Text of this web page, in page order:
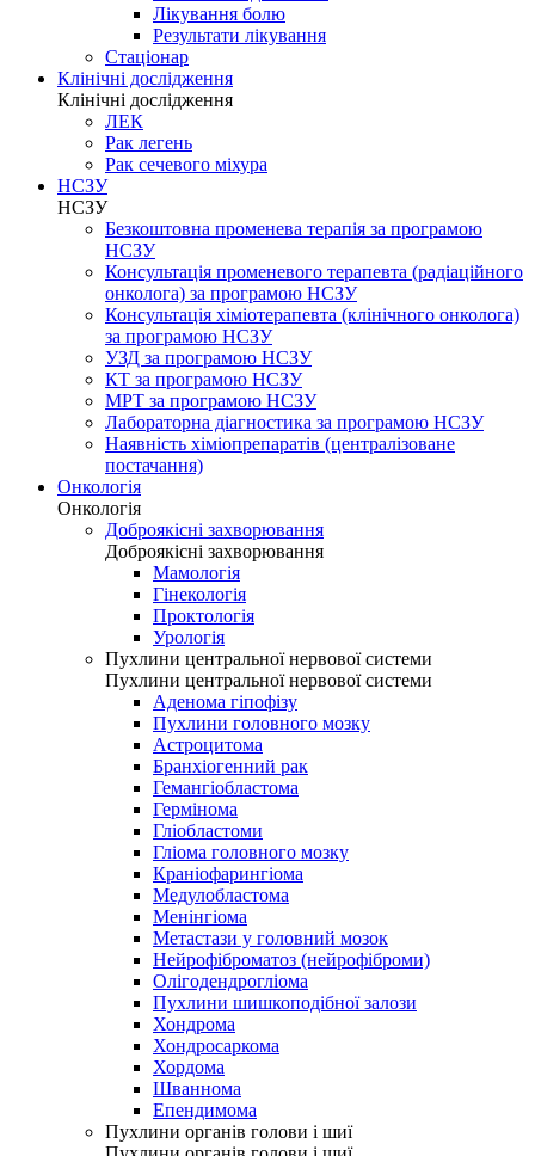
Лікування болю
Результати лікування
Стаціонар
Клінічні дослідження
Клінічні дослідження
ЛЕК
Рак легень
Рак сечевого міхура
НСЗУ
НСЗУ
Безкоштовна променева терапія за програмою
НСЗУ
Консультація променевого терапевта (радіаційного
онколога) за програмою НСЗУ
Консультація хіміотерапевта (клінічного онколога)
за програмою НСЗУ
УЗД за програмою НСЗУ
КТ за програмою НСЗУ
МРТ за програмою НСЗУ
Лабораторна діагностика за програмою НСЗУ
Наявність хіміопрепаратів (централізоване
постачання)
Онкологія
Онкологія
Доброякісні захворювання
Доброякісні захворювання
Мамологія
Гінекологія
Проктологія
Урологія
Пухлини центральної нервової системи
Пухлини центральної нервової системи
Аденома гіпофізу
Пухлини головного мозку
Астроцитома
Бранхіогенний рак
Гемангіобластома
Гермінома
Гліобластоми
Гліома головного мозку
Краніофарингіома
Медулобластома
Менінгіома
Метастази у головний мозок
Нейрофіброматоз (нейрофіброми)
Олігодендрогліома
Пухлини шишкоподібної залози
Хондрома
Хондросаркома
Хордома
Шваннома
Епендимома
Пухлини органів голови і шиї